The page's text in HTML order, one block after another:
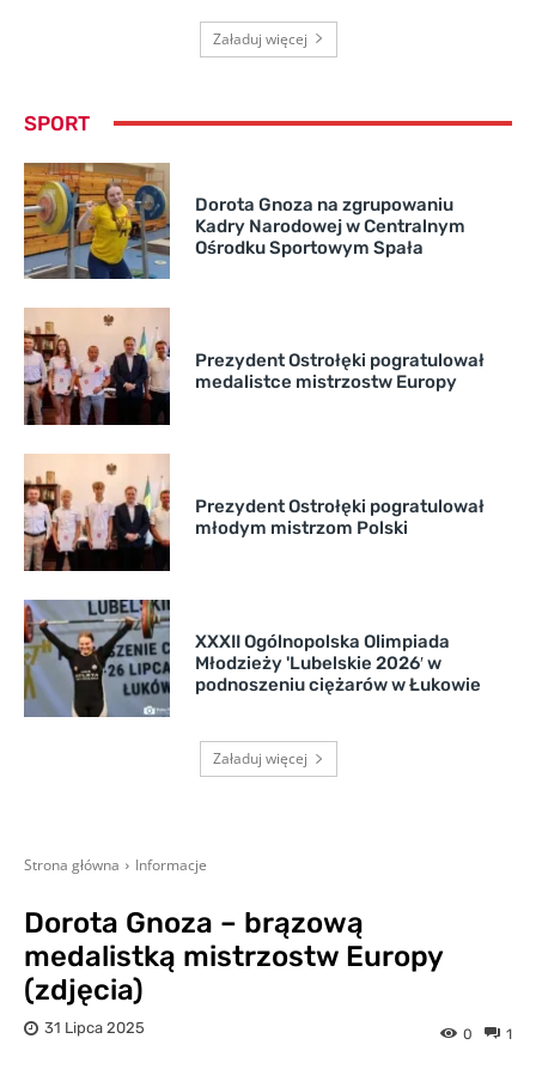
Załaduj więcej
SPORT
Dorota Gnoza na zgrupowaniu
Kadry Narodowej w Centralnym
Ośrodku Sportowym Spała
Prezydent Ostrołęki pogratulował
medalistce mistrzostw Europy
Prezydent Ostrołęki pogratulował
młodym mistrzom Polski
XXXII Ogólnopolska Olimpiada
Młodzieży 'Lubelskie 2026′ w
podnoszeniu ciężarów w Łukowie
Załaduj więcej